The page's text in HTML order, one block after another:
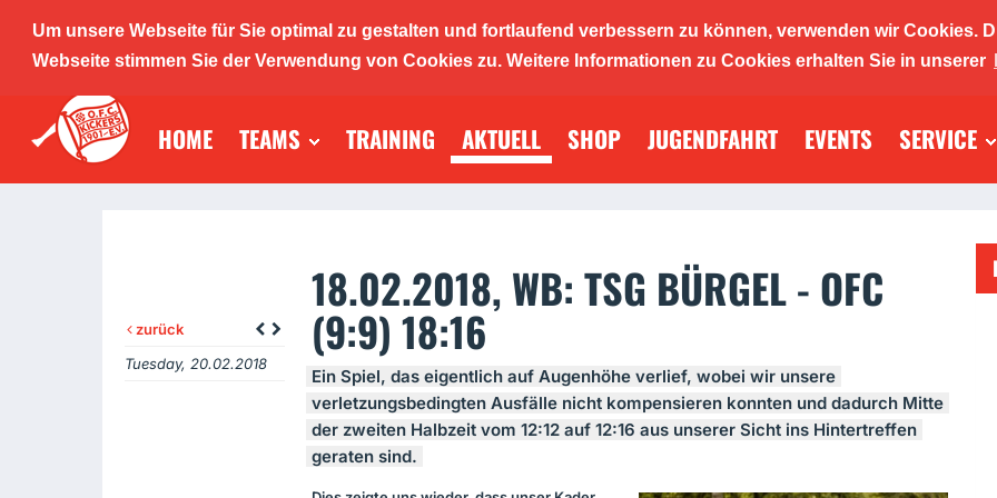
Um unsere Webseite für Sie optimal zu gestalten und fortlaufend verbessern zu können, verwenden wir Cookies.
Webseite stimmen Sie der Verwendung von Cookies zu. Weitere Informationen zu Cookies erhalten Sie in unserer
O.F.C. Kickers
HOME TEAMS TRAINING AKTUELL SHOP JUGENDFAHRT EVENTS SERVICE
18.02.2018, WB: TSG BÜRGEL - OFC
(9:9) 18:16
Ein Spiel, das eigentlich auf Augenhöhe verlief, wobei wir unsere
verletzungsbedingten Ausfälle nicht kompensieren konnten und dadurch Mitte
der zweiten Halbzeit vom 12:12 auf 12:16 aus unserer Sicht ins Hintertreffen
geraten sind.
zurück
Tuesday, 20.02.2018